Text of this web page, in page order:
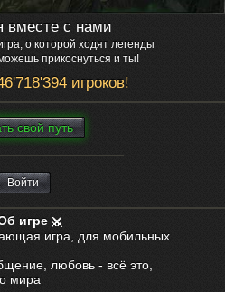
вместе с нами
о которой ходят легенды
прикоснуться и ты!
игроков!
свой путь
Войти
игре
игра, для мобильных
любовь - всё это,
мира